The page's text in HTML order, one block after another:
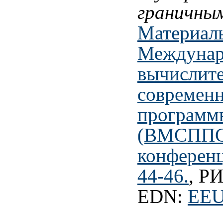
44-46.,
EDN: